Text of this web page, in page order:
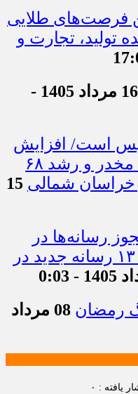
فرصت‌های طلایی
تولید، تجارت و
16 مرداد 1405 -
است/ افزایش
۴۳ درصدی کشفیات مواد مخدر و رشد ۶۸
شمالی 15
رسانه‌ها در
خراسان شمالی / فعالیت ۱۳ رسانه جدید در
رمضان
08 مرداد
یافته : ۰